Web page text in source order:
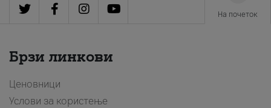
На почеток
Брзи линкови
Ценовници
Услови за користење